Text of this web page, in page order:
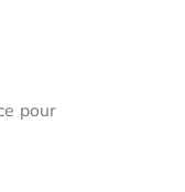
pour